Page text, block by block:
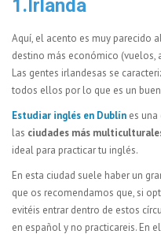
1.Irlanda
Aquí, el acento es muy parecido
destino más económico (vuelos,
Las gentes irlandesas se
todos ellos por lo que es un
Estudiar inglés en Dublín es
las ciudades más
ideal para practicar tu inglés.
En esta ciudad suele haber un
que os recomendamos que, si
evitéis entrar dentro de estos
en español y no practicareis. En